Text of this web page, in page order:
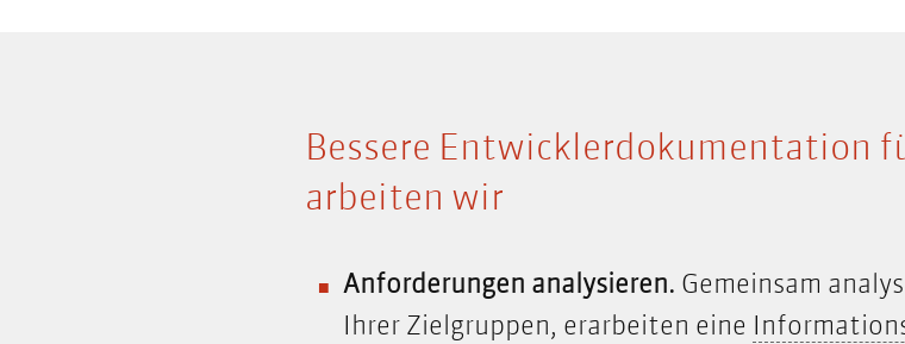
Bessere Entwicklerdokumentation
arbeiten wir
Anforderungen analysieren. Gemeinsam
Ihrer Zielgruppen, erarbeiten eine